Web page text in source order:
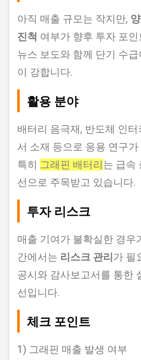
아직 매출 규모는 작지만,
진척 여부가 향후 투자 포인
뉴스 보도와 함께 단기 수
이 강합니다.
활용 분야
배터리 음극재, 반도체 인터
서 소재 등으로 응용 연구
특히 그래핀 배터리는 급속
선으로 주목받고 있습니다.
투자 리스크
매출 기여가 불확실한 경우
간에서는 리스크 관리가 필
공시와 감사보고서를 통한
선입니다.
체크 포인트
1) 그래핀 매출 발생 여부